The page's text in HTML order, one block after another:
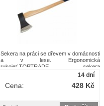
Sekera na práci se dřevem v domácnosti
a v lese. Ergonomická
rukojeť.TOPTRADE sekera
dřevorubecká, s dřevěnou násadou,
14 dní
428 Kč
Cena: